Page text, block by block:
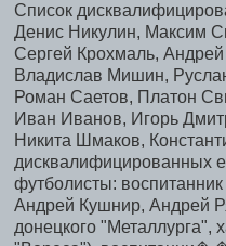
Список
Денис Никулин, Максим
Сергей Крохмаль,
Владислав Мишин,
Роман Саетов, Платон
Иван Иванов, Игорь
Никита Шмаков,
дисквалифицированных
футболисты:
Андрей Кушнир, Андрей
донецкого "Металлурга",